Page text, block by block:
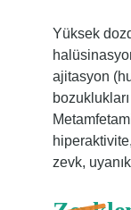
Yüksek
ajitasyon
zevk,